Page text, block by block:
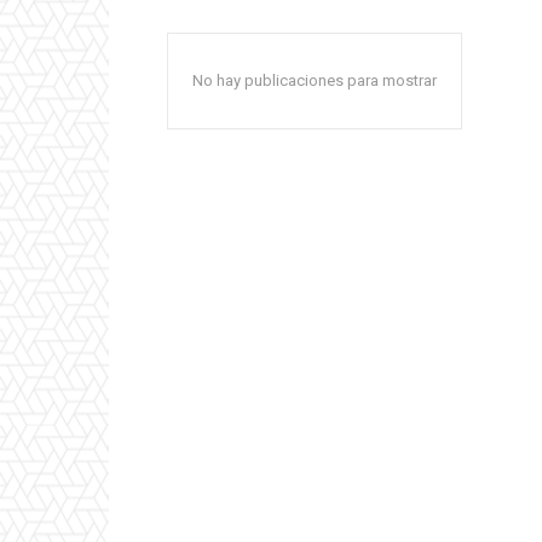
No hay publicaciones para mostrar